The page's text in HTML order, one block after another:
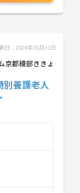
日：2026年03月31日
京都綾部ききょ
別養護老人